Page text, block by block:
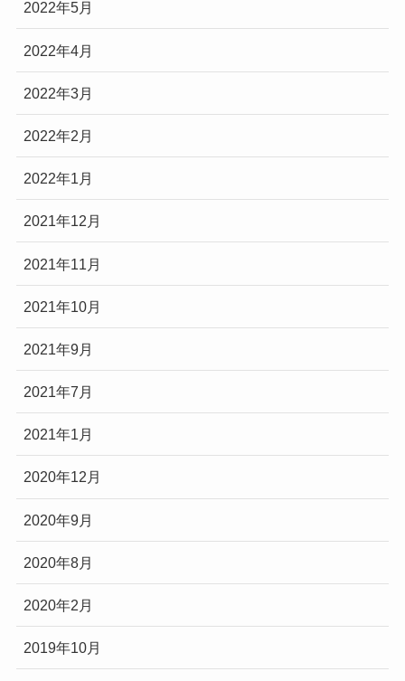
2022年5月
2022年4月
2022年3月
2022年2月
2022年1月
2021年12月
2021年11月
2021年10月
2021年9月
2021年7月
2021年1月
2020年12月
2020年9月
2020年8月
2020年2月
2019年10月